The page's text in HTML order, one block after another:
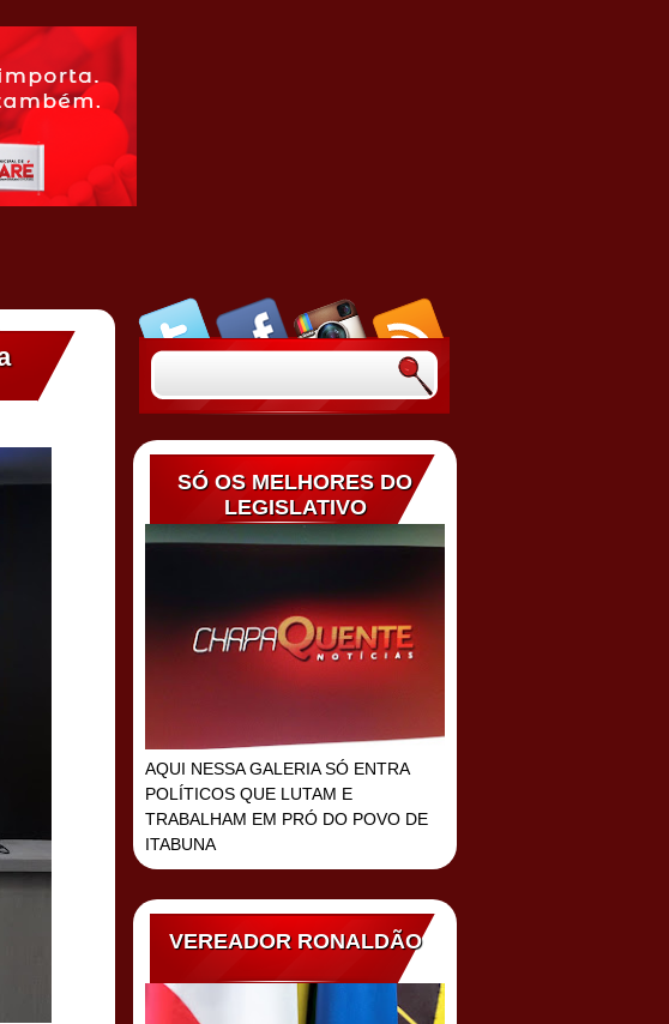
SÓ OS MELHORES DO
LEGISLATIVO
AQUI NESSA GALERIA SÓ ENTRA
POLÍTICOS QUE LUTAM E
TRABALHAM EM PRÓ DO POVO DE
ITABUNA
VEREADOR RONALDÃO